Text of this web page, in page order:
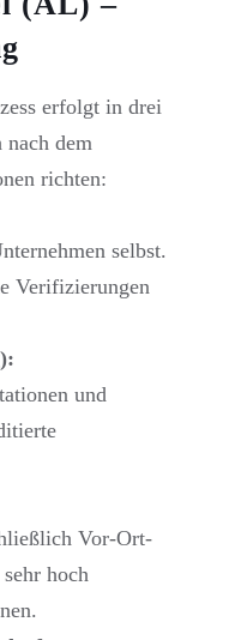
erfolgt in drei
nach dem
richten:
selbst.
Verifizierungen
und
Vor-Ort-
hoch